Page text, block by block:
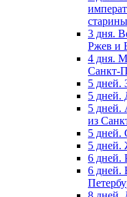
старины
3 дня.
Ржев и
4 дня.
Санкт-
5 дней.
5 дней.
5 дней.
из
5 дней.
5 дней.
6 дней.
6 дней.